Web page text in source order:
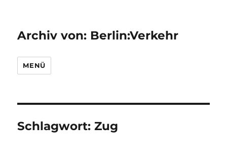
Archiv von: Berlin:Verkehr
MENÜ
Schlagwort:Zug